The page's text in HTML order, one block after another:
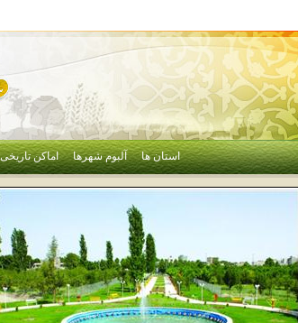
استان ها آلبوم شهرها اماکن تاریخی